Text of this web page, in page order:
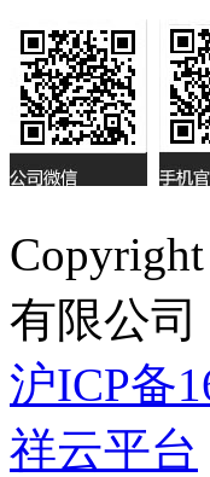
有限公司
沪ICP备
祥云平台